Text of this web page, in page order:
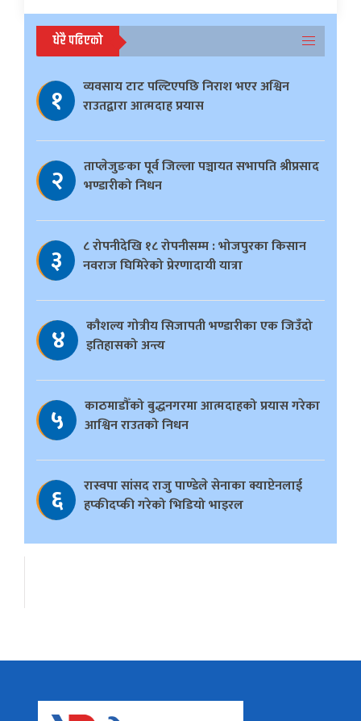
धेरै पढिएको
१
व्यवसाय टाट पल्टिएपछि निराश भएर अश्विन
राउतद्वारा आत्मदाह प्रयास
२
ताप्लेजुङका पूर्व जिल्ला पञ्चायत सभापति श्रीप्रसाद
भण्डारीको निधन
३
८ रोपनीदेखि १८ रोपनीसम्म : भोजपुरका किसान
नवराज घिमिरेको प्रेरणादायी यात्रा
४
काैशल्य गोत्रीय सिजापती भण्डारीका एक जिउँदो
इतिहासको अन्त्य
५
काठमाडौँको बुद्धनगरमा आत्मदाहको प्रयास गरेका
आश्विन राउतको निधन
६
रास्वपा सांसद राजु पाण्डेले सेनाका क्याप्टेनलाई
हप्कीदप्की गरेको भिडियो भाइरल